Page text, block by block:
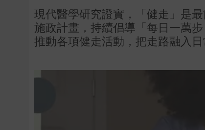
現代醫學研究證實，「健走」是
施政計畫，持續倡導「每日一萬
推動各項健走活動，把走路融入日